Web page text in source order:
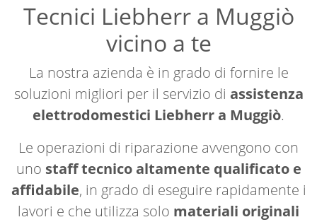
Tecnici Liebherr a Muggiò
vicino a te
La nostra azienda è in grado di fornire le
soluzioni migliori per il servizio di assistenza
elettrodomestici Liebherr a Muggiò.
Le operazioni di riparazione avvengono con
uno staff tecnico altamente qualificato e
affidabile, in grado di eseguire rapidamente i
lavori e che utilizza solo materiali originali